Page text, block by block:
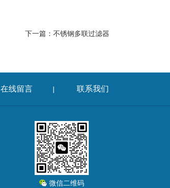
下一篇： 不锈钢多联过滤器
在线留言 | 联系我们
微信二维码